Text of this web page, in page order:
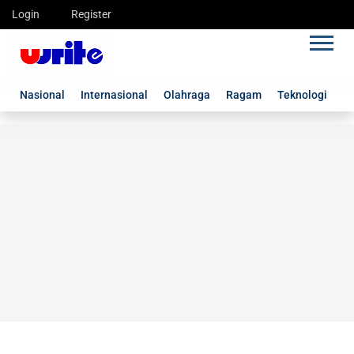
Login Register
Nasional Internasional Olahraga Ragam Teknologi